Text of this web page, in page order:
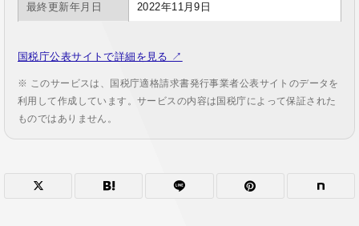
最終更新年月日 2022年11月9日
国税庁公表サイトで詳細を見る ↗
※ このサービスは、国税庁適格請求書発行事業者公表サイトのデータを
利用して作成しています。サービスの内容は国税庁によって保証された
ものではありません。